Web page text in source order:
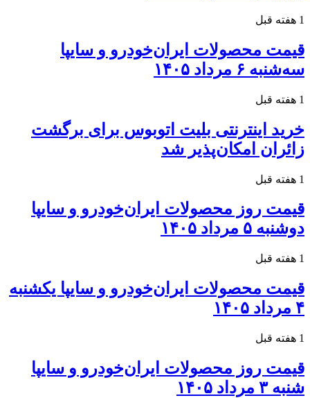
1 هفته قبل
قیمت محصولات ایران‌خودرو و سایپا
سه‌شنبه ۶ مرداد ۱۴۰۵
1 هفته قبل
خرید اینترنتی بلیت اتوبوس برای برگشت
زائران امکان‌پذیر شد
1 هفته قبل
قیمت روز محصولات ایران‌خودرو و سایپا
دوشنبه ۵ مرداد ۱۴۰۵
1 هفته قبل
قیمت محصولات ایران‌خودرو و سایپا یکشنبه
۴ مرداد ۱۴۰۵
1 هفته قبل
قیمت روز محصولات ایران‌خودرو و سایپا
شنبه ۳ مرداد ۱۴۰۵